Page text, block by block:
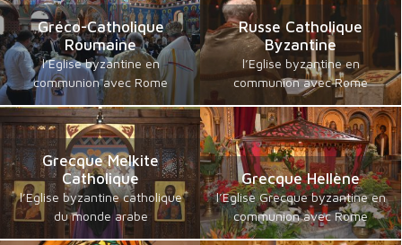
Gréco-Catholique
Roumaine
l’Eglise byzantine en
communion avec Rome
Russe Catholique
Byzantine
l’Eglise byzantine en
communion avec Rome
Grecque Melkite
Catholique
l’Eglise byzantine catholique
du monde arabe
Grecque Hellène
l’Eglise Grecque byzantine en
communion avec Rome